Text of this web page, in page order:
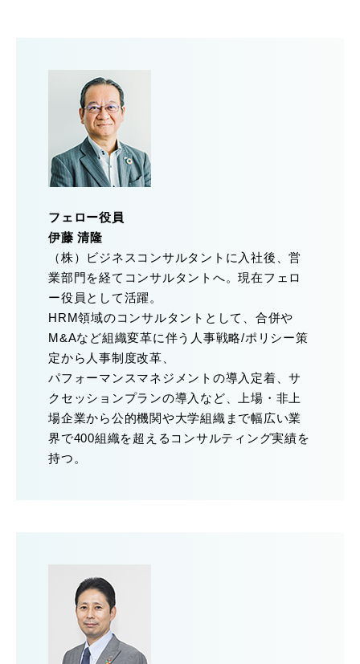
フェロー役員
伊藤 清隆
（株）ビジネスコンサルタントに入社後、営
業部門を経てコンサルタントへ。現在フェロ
ー役員として活躍。
HRM領域のコンサルタントとして、合併や
M&Aなど組織変革に伴う人事戦略/ポリシー策
定から人事制度改革、
パフォーマンスマネジメントの導入定着、サ
クセッションプランの導入など、上場・非上
場企業から公的機関や大学組織まで幅広い業
界で400組織を超えるコンサルティング実績を
持つ。